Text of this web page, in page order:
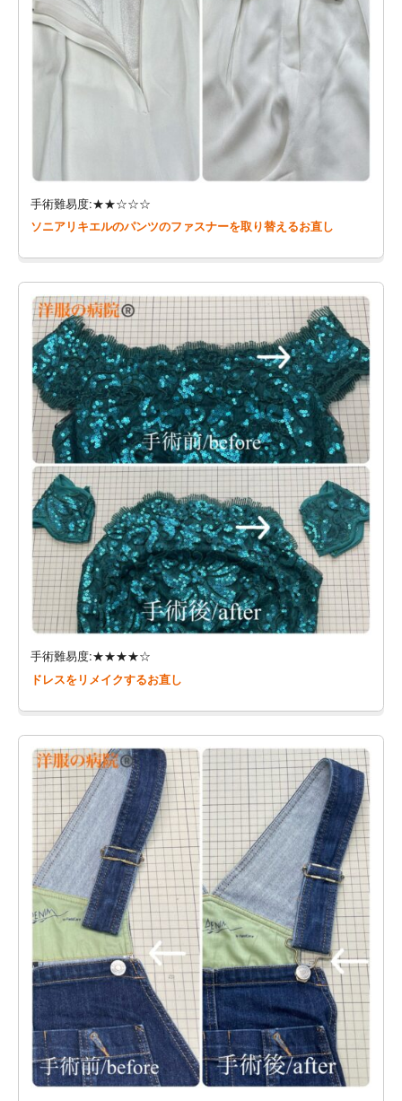
手術難易度:★★☆☆☆
ソニアリキエルのパンツのファスナーを取り替えるお直し
手術難易度:★★★★☆
ドレスをリメイクするお直し